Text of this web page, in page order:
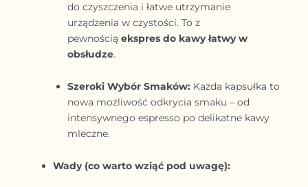
do czyszczenia i łatwe utrzymanie
urządzenia w czystości. To z
pewnością ekspres do kawy łatwy w
obsłudze.
Szeroki Wybór Smaków: Każda kapsułka to
nowa możliwość odkrycia smaku – od
intensywnego espresso po delikatne kawy
mleczne.
Wady (co warto wziąć pod uwagę):